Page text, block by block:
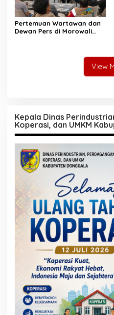
Pertemuan Wartawan dan
Dewan Pers di Morowali
View
Kepala Dinas
Koperasi, dan UMKM